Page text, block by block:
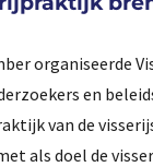
organiseerde
en
van de
als doel de